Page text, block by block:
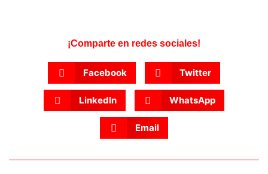
¡Comparte en redes sociales!
Facebook Twitter
LinkedIn WhatsApp
Email